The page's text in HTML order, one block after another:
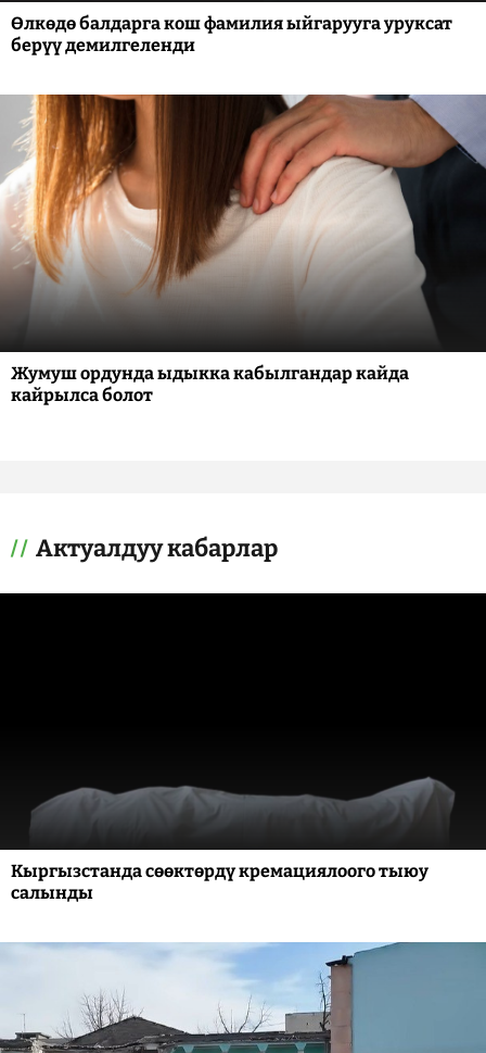
Өлкөдө балдарга кош фамилия ыйгарууга уруксат
берүү демилгеленди
Жумуш ордунда ыдыкка кабылгандар кайда
кайрылса болот
Актуалдуу кабарлар
Кыргызстанда сөөктөрдү кремациялоого тыюу
салынды